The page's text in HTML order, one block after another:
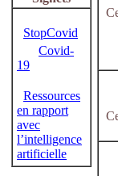
StopCovid
Covid-
19
Ressources
en rapport
avec
l’intelligence
artificielle